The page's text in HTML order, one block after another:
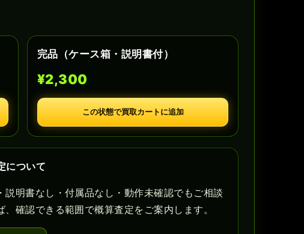
完品（ケース箱・説明書付）
¥2,300
この状態で買取カートに追加
について
明書なし・付属品なし・動作未確認でもご相談
確認できる範囲で概算査定をご案内します。